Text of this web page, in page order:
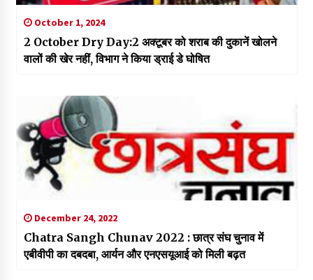
October 1, 2024
2 October Dry Day:2 अक्टूबर को शराब की दुकानें खोलने
वालों की खेर नहीं, विभाग ने किया ड्राई डे घोषित
December 24, 2022
Chatra Sangh Chunav 2022 : छात्र संघ चुनाव में
एबीवीपी का दबदबा, आर्यन और एनएसयूआई को मिली बढ़त